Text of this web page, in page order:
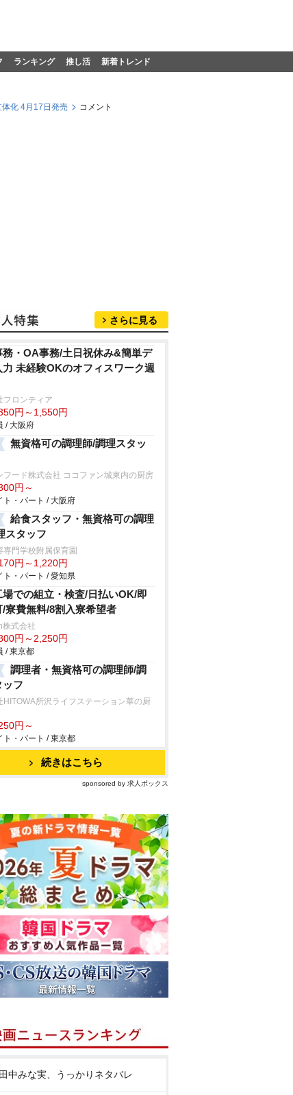
ランキング 推し活 新着トレンド
体化 4月17日発売 コメント
さらに見る
務・OA事務/土日祝休み&簡単デ
力 未経験OKのオフィスワーク週
フロンティア
円～1,550円
/ 大阪府
無資格可の調理師/調理スタッ
フード株式会社 ココファン城東内の厨房
円～
ト・パート / 大阪府
給食スタッフ・無資格可の調理
スタッフ
専門学校附属保育園
円～1,220円
ト・パート / 愛知県
場での組立・検査/日払いOK/即
/寮費無料/8割入寮希望者
株式会社
円～2,250円
/ 東京都
調理者・無資格可の調理師/調
ッフ
HITOWA所沢ライフステーション華の厨
円～
ト・パート / 東京都
続きはこちら
sponsored by 求人ボックス
田中みな実、うっかりネタバレ